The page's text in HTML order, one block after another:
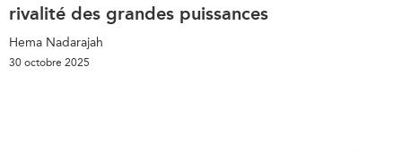
rivalité des grandes puissances
Hema Nadarajah
30 octobre 2025